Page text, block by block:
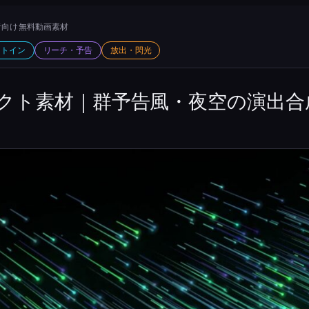
け 無料動画素材
イン
リーチ・予告 放出・閃光
ト素材｜群予告風・夜空の演出